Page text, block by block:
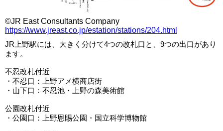
©JR East Consultants Company
https://www.jreast.co.jp/estation/stations/204.html
JR上野駅には、大きく分けて4つの改札口と、9つの出口があり
ます。
不忍改札付近
・不忍口：上野アメ横商店街
・山下口：不忍池・上野の森美術館
公園改札付近
・公園口：上野恩賜公園・国立科学博物館